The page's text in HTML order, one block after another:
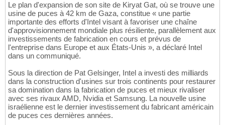
Le plan d'expansion de son site de Kiryat Gat, où se trouve une
usine de puces à 42 km de Gaza, constitue « une partie
importante des efforts d'Intel visant à favoriser une chaîne
d'approvisionnement mondiale plus résiliente, parallèlement aux
investissements de fabrication en cours et prévus de
l'entreprise dans Europe et aux États-Unis », a déclaré Intel
dans un communiqué.
Sous la direction de Pat Gelsinger, Intel a investi des milliards
dans la construction d'usines sur trois continents pour restaurer
sa domination dans la fabrication de puces et mieux rivaliser
avec ses rivaux AMD, Nvidia et Samsung. La nouvelle usine
israélienne est le dernier investissement du fabricant américain
de puces ces dernières années.